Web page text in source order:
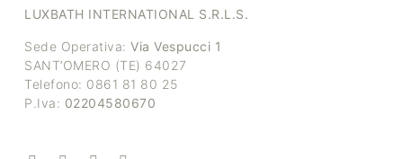
LUXBATH INTERNATIONAL S.R.L.S.
Sede Operativa: Via Vespucci 1
SANT’OMERO (TE) 64027
Telefono: 0861 81 80 25
P.Iva: 02204580670